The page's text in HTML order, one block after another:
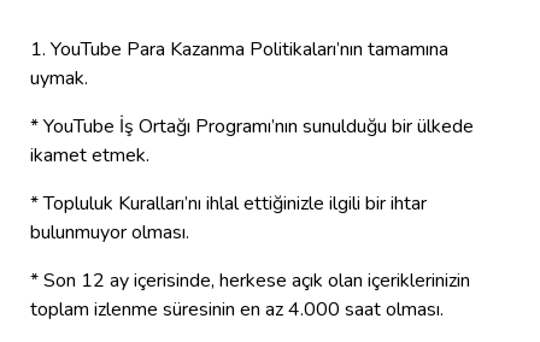
1. YouTube Para Kazanma Politikaları’nın tamamına
uymak.
* YouTube İş Ortağı Programı’nın sunulduğu bir ülkede
ikamet etmek.
* Topluluk Kuralları’nı ihlal ettiğinizle ilgili bir ihtar
bulunmuyor olması.
* Son 12 ay içerisinde, herkese açık olan içeriklerinizin
toplam izlenme süresinin en az 4.000 saat olması.